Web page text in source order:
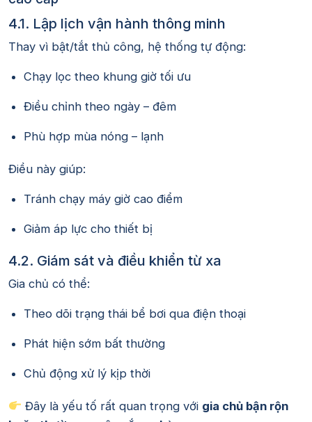
4.1. Lập lịch vận hành thông minh
Thay vì bật/tắt thủ công, hệ thống tự động:
Chạy lọc theo khung giờ tối ưu
Điều chỉnh theo ngày – đêm
Phù hợp mùa nóng – lạnh
Điều này giúp:
Tránh chạy máy giờ cao điểm
Giảm áp lực cho thiết bị
4.2. Giám sát và điều khiển từ xa
Gia chủ có thể:
Theo dõi trạng thái bể bơi qua điện thoại
Phát hiện sớm bất thường
Chủ động xử lý kịp thời
Đây là yếu tố rất quan trọng với gia chủ bận rộn